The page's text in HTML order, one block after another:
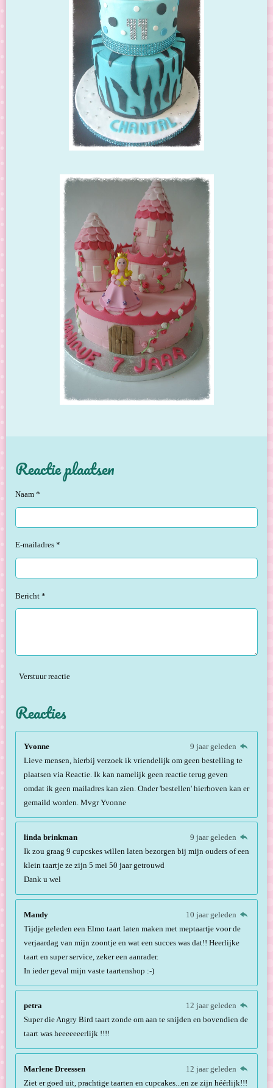
Reactie plaatsen
Naam *
E-mailadres *
Bericht *
Verstuur reactie
Reacties
Yvonne
9 jaar geleden
Lieve mensen, hierbij verzoek ik vriendelijk om geen bestelling te
plaatsen via Reactie. Ik kan namelijk geen reactie terug geven
omdat ik geen mailadres kan zien. Onder 'bestellen' hierboven kan er
gemaild worden. Mvgr Yvonne
linda brinkman
9 jaar geleden
Ik zou graag 9 cupcskes willen laten bezorgen bij mijn ouders of een
klein taartje ze zijn 5 mei 50 jaar getrouwd
Dank u wel
Mandy
10 jaar geleden
Tijdje geleden een Elmo taart laten maken met meptaartje voor de
verjaardag van mijn zoontje en wat een succes was dat!! Heerlijke
taart en super service, zeker een aanrader.
In ieder geval mijn vaste taartenshop :-)
petra
12 jaar geleden
Super die Angry Bird taart zonde om aan te snijden en bovendien de
taart was heeeeeeerlijk !!!!
Marlene Dreessen
12 jaar geleden
Ziet er goed uit, prachtige taarten en cupcakes...en ze zijn héérlijk!!!